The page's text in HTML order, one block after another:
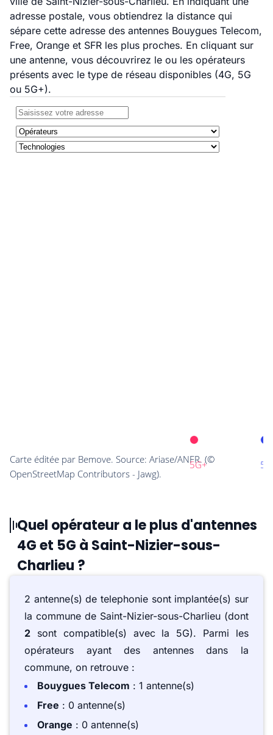
adresse postale, vous obtiendrez la distance qui
sépare cette adresse des antennes Bouygues Telecom,
Free, Orange et SFR les plus proches. En cliquant sur
une antenne, vous découvrirez le ou les opérateurs
présents avec le type de réseau disponibles (4G, 5G
ou 5G+).
Quel opérateur a le plus d'antennes
4G et 5G à Saint-Nizier-sous-
Charlieu ?
2 antenne(s) de telephonie sont implantée(s) sur
la commune de Saint-Nizier-sous-Charlieu (dont
2 sont compatible(s) avec la 5G). Parmi les
opérateurs ayant des antennes dans la
commune, on retrouve :
Bouygues Telecom : 1 antenne(s)
Free : 0 antenne(s)
Orange : 0 antenne(s)